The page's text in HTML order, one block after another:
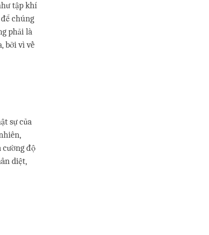
tập khí
chúng
phải là
bởi vì về
sự của
cường độ
diệt,